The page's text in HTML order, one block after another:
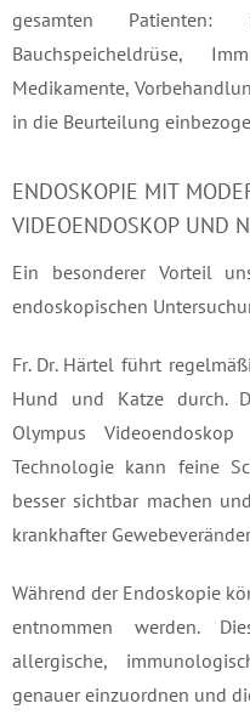
gesamten Patienten:
Bauchspeicheldrüse,
Medikamente,
in die Beurteilung
ENDOSKOPIE MIT
VIDEOENDOSKOP UND
Ein besonderer Vorteil
endoskopischen
Fr. Dr. Härtel führt
Hund und Katze durch.
Olympus
Technologie kann feine
besser sichtbar machen
krankhafter
Während der Endoskopie
entnommen werden.
allergische,
genauer einzuordnen und